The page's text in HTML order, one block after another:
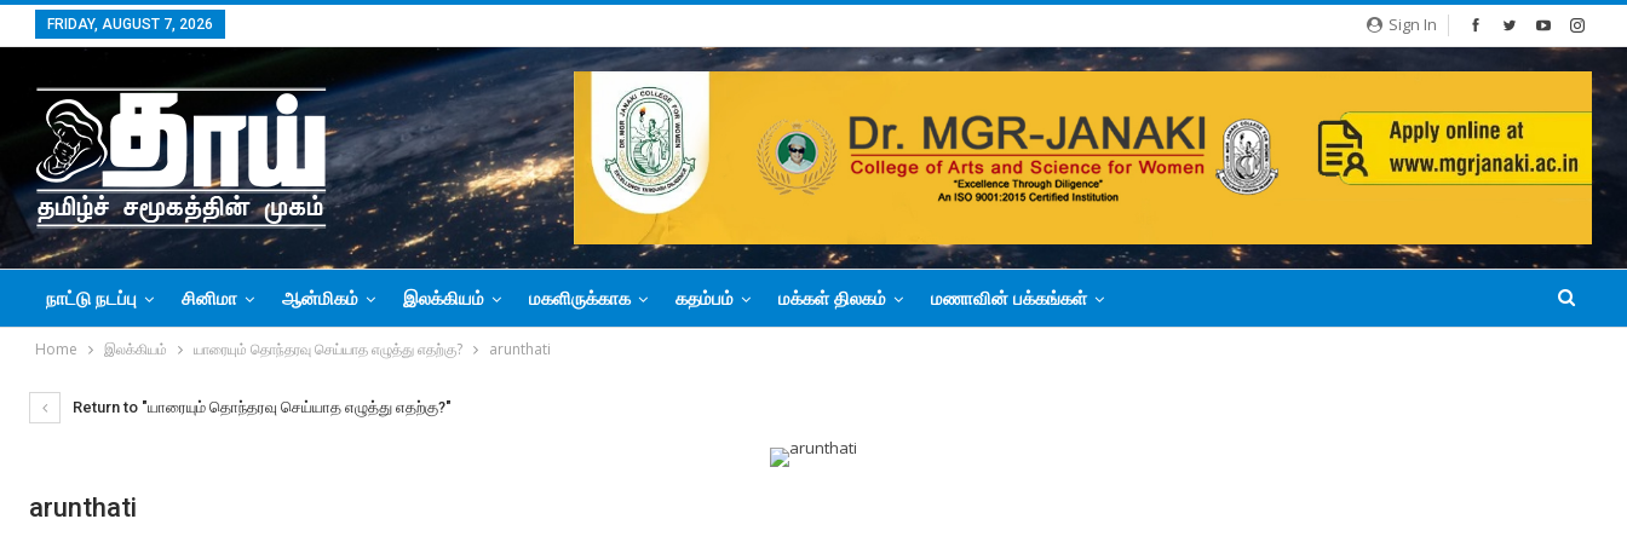
Sign In
FRIDAY, AUGUST 7, 2026
நாட்டு நடப்பு சினிமா ஆன்மிகம் இலக்கியம் மகளிருக்காக கதம்பம் மக்கள் திலகம் மணாவின் பக்கங்கள்
Home இலக்கியம் யாரையும் தொந்தரவு செய்யாத எழுத்து எதற்கு? arunthati
Return to "யாரையும் தொந்தரவு செய்யாத எழுத்து எதற்கு?"
arunthati